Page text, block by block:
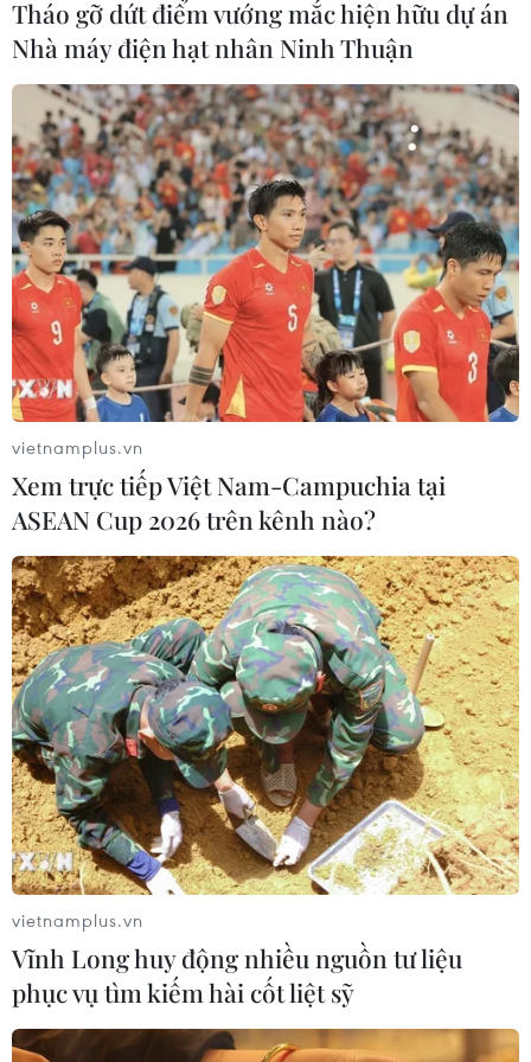
Báo động cận thị học đường khi
nhiều trẻ giảm thị lực từ rất sớm
01/08/2026 09:31
Thành phố Hồ Chí Minh phát triển
hệ thống y tế đa tầng, đồng bộ, thống
nhất
01/08/2026 09:14
Gia Lai xác thực 99,8% dữ liệu bảo
hiểm
01/08/2026 07:05
Bộ Y tế : Trên 22% người trưởng
thành thiếu vận động thể lực
31/07/2026 04:10
TP Hồ Chí Minh đồng hành để trẻ
mắc bệnh hiểm nghèo không lỡ cơ
hội học tập và điều trị
30/07/2026 13:53
Bé trai 7 tuổi được ghép thận xuyên
Việt từ người hiến chết não
30/07/2026 12:52
Tháo gỡ dứt điểm vướng mắc hiện hữu dự án
Nhà máy điện hạt nhân Ninh Thuận
vietnamplus.vn
Xem trực tiếp Việt Nam-Campuchia tại
ASEAN Cup 2026 trên kênh nào?
vietnamplus.vn
Vĩnh Long huy động nhiều nguồn tư liệu
phục vụ tìm kiếm hài cốt liệt sỹ